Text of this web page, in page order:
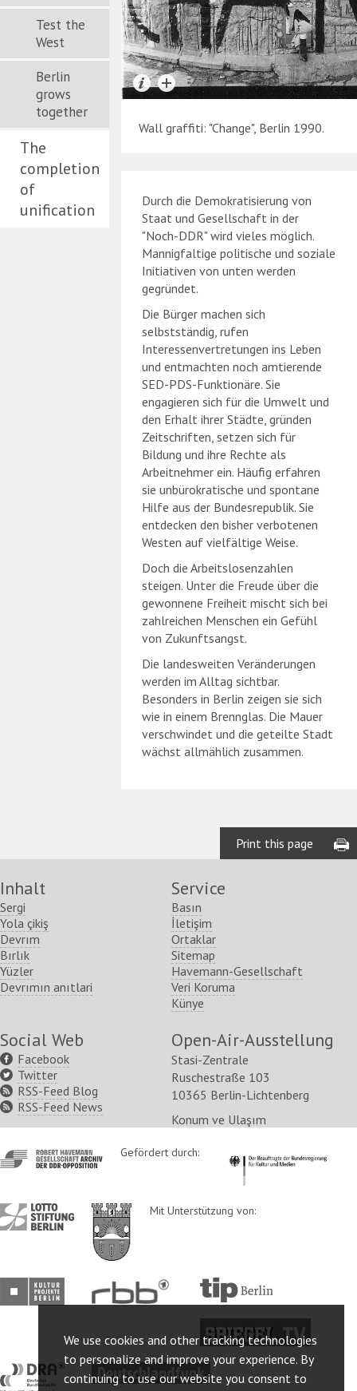
We use cookies and other tracking technologies
to personalize and improve your experience. By
continuing to use our website you consent to
Test the
West
Berlin
grows
together
The
completion
of
unification
Wall graffiti: "Change", Berlin 1990.
Durch die Demokratisierung von
Staat und Gesellschaft in der
"Noch-DDR" wird vieles möglich.
Mannigfaltige politische und soziale
Initiativen von unten werden
gegründet.
Die Bürger machen sich
selbstständig, rufen
Interessenvertretungen ins Leben
und entmachten noch amtierende
SED-PDS-Funktionäre. Sie
engagieren sich für die Umwelt und
den Erhalt ihrer Städte, gründen
Zeitschriften, setzen sich für
Bildung und ihre Rechte als
Arbeitnehmer ein. Häufig erfahren
sie unbürokratische und spontane
Hilfe aus der Bundesrepublik. Sie
entdecken den bisher verbotenen
Westen auf vielfältige Weise.
Doch die Arbeitslosenzahlen
steigen. Unter die Freude über die
gewonnene Freiheit mischt sich bei
zahlreichen Menschen ein Gefühl
von Zukunftsangst.
Die landesweiten Veränderungen
werden im Alltag sichtbar.
Besonders in Berlin zeigen sie sich
wie in einem Brennglas. Die Mauer
verschwindet und die geteilte Stadt
wächst allmählich zusammen.
Print this page
Inhalt
Sergi
Yola çikiş
Devrım
Bırlık
Yüzler
Devrımın anıtlari
Service
Basın
İletişim
Ortaklar
Sitemap
Havemann-Gesellschaft
Veri Koruma
Künye
Social Web
Facebook
Twitter
RSS-Feed Blog
RSS-Feed News
Open-Air-Ausstellung
Stasi-Zentrale
Ruschestraße 103
10365 Berlin-Lichtenberg
Konum ve Ulaşım
http://www.havemann-
gesellschaft.de/
Gefördert durch: http://
http://www.lotto-
stiftung-
http://www.berlin.de/ba-
lichtenberg/
Mit Unterstützung von:
http://www.kulturprojekte-
berlin.de/
http://www.rbb-
online.de/
http://www.tip-
berlin.de/
http://www.spiegel.tv/
http://www.dra.de/http://www.deutschlandfunk.de/